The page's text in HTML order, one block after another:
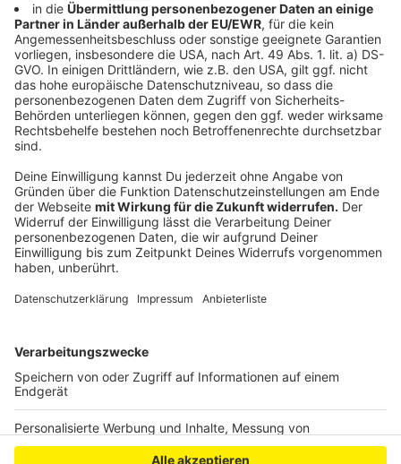
Anzeige
Mitmachen und gewinnen
Anzeige
Unter allen, die mitmachen, gibt es jeden Tag etwas zu
gewinnen: Insgesamt werden drei Einkaufsgutscheine
im Wert von jeweils 1.000 Euro verlost. Schaltet ein
und erlebt Ostern mit den größten Hits aus drei
Jahrzehnten.
Anzeige